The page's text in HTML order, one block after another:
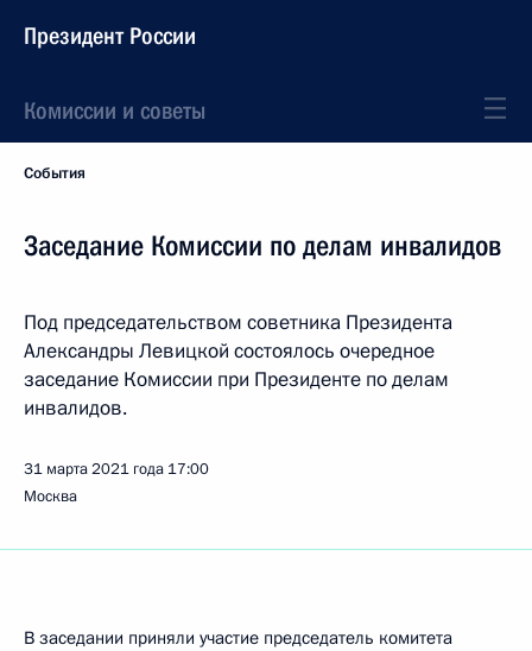
Президент России
Комиссии и советы
События
Заседание Комиссии по делам инвалидов
Под председательством советника Президента
Александры Левицкой состоялось очередное
заседание Комиссии при Президенте по делам
инвалидов.
31 марта 2021 года 17:00
Москва
В заседании приняли участие председатель комитета